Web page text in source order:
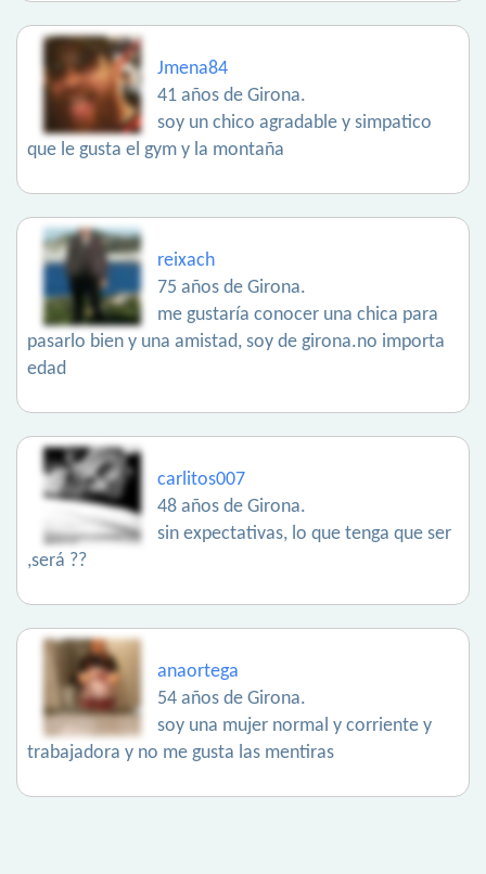
Jmena84
41 años de Girona.
soy un chico agradable y simpatico
que le gusta el gym y la montaña
reixach
75 años de Girona.
me gustaría conocer una chica para
pasarlo bien y una amistad, soy de girona.no importa
edad
carlitos007
48 años de Girona.
sin expectativas, lo que tenga que ser
,será ??
anaortega
54 años de Girona.
soy una mujer normal y corriente y
trabajadora y no me gusta las mentiras